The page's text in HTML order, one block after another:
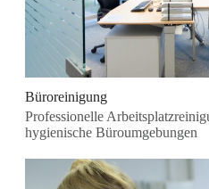
Büroreinigung
Professionelle
hygienische Büroumgebungen